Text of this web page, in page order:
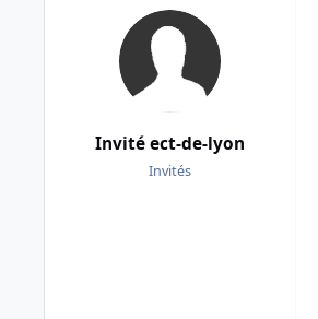
Invité ect-de-lyon
Invités